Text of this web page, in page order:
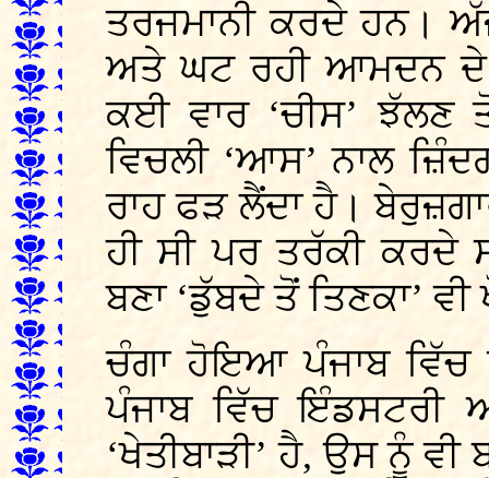
ਤਰਜਮਾਨੀ ਕਰਦੇ ਹਨ।
ਅਤੇ ਘਟ ਰਹੀ ਆਮਦਨ
ਕਈ ਵਾਰ ‘ਚੀਸ’ ਝੱਲਣ
ਵਿਚਲੀ ‘ਆਸ’ ਨਾਲ
ਰਾਹ ਫੜ ਲੈਂਦਾ ਹੈ।
ਹੀ ਸੀ ਪਰ ਤਰੱਕੀ ਕਰਦੇ
ਬਣਾ ‘ਡੁੱਬਦੇ ਤੋਂ ਤਿਣਕਾ’
ਚੰਗਾ ਹੋਇਆ ਪੰਜਾਬ
ਪੰਜਾਬ ਵਿੱਚ ਇੰਡਸਟਰੀ
‘ਖੇਤੀਬਾੜੀ’ ਹੈ, ਉਸ ਨੂੰ